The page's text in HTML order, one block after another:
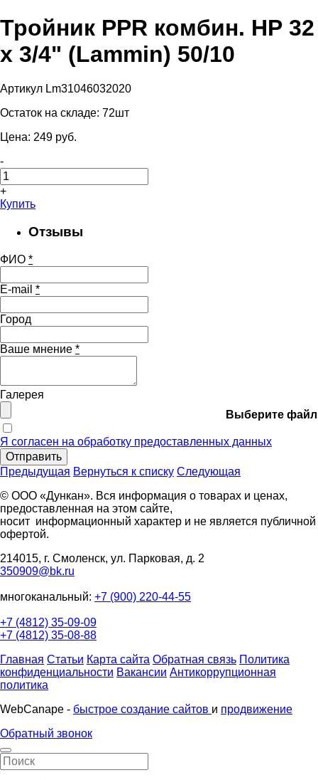
Тройник PPR комбин. НР 32
х 3/4" (Lammin) 50/10
Артикул Lm31046032020
Остаток на складе: 72шт
Цена: 249 pуб.
-
+
Купить
Отзывы
ФИО *
E-mail *
Город
Ваше мнение *
Галерея
Выберите файл
Я согласен на обработку предоставленных данных
Отправить
Предыдущая Вернуться к списку Следующая
© ООО «Дункан». Вся информация о товарах и ценах,
предоставленная на этом сайте,
носит информационный характер и не является публичной
офертой.
214015, г. Смоленск, ул. Парковая, д. 2
350909@bk.ru
многоканальный: +7 (900) 220-44-55
+7 (4812) 35-09-09
+7 (4812) 35-08-88
Главная Статьи Карта сайта Обратная связь Политика
конфиденциальности Вакансии Антикоррупционная
политика
WebCanape - быстрое создание сайтов и продвижение
Обратный звонок